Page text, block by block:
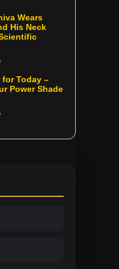
Wears
His Neck
Today –
Power Shade